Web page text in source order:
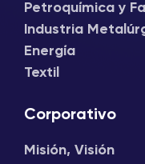
Petroquímica y
Industria
Energía
Textil
Corporativo
Misión, Visión